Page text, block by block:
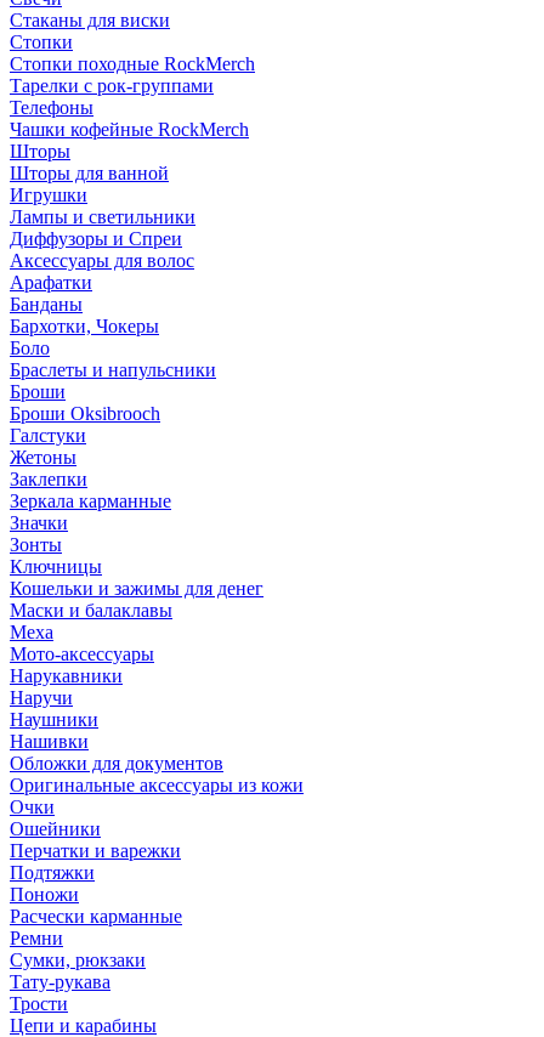
Стаканы для виски
Стопки
Стопки походные RockMerch
Тарелки с рок-группами
Телефоны
Чашки кофейные RockMerch
Шторы
Шторы для ванной
Игрушки
Лампы и светильники
Диффузоры и Спреи
Аксессуары для волос
Арафатки
Банданы
Бархотки, Чокеры
Боло
Браслеты и напульсники
Броши
Броши Oksibrooch
Галстуки
Жетоны
Заклепки
Зеркала карманные
Значки
Зонты
Ключницы
Кошельки и зажимы для денег
Маски и балаклавы
Меха
Мото-аксессуары
Нарукавники
Наручи
Наушники
Нашивки
Обложки для документов
Оригинальные аксессуары из кожи
Очки
Ошейники
Перчатки и варежки
Подтяжки
Поножи
Расчески карманные
Ремни
Сумки, рюкзаки
Тату-рукава
Трости
Цепи и карабины